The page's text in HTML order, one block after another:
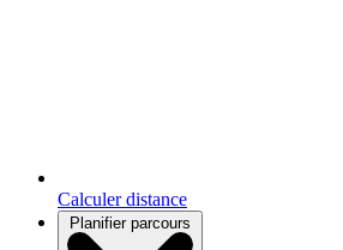
Calculer distance
Planifier parcours